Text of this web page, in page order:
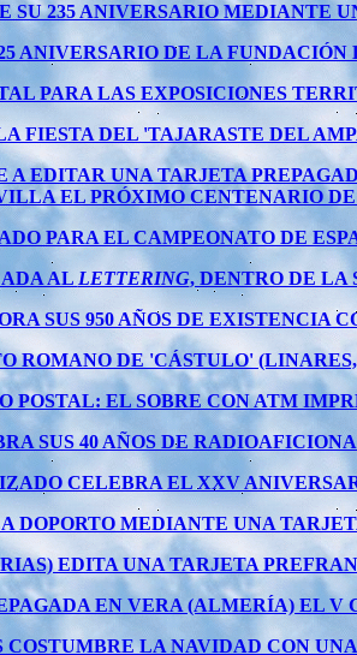
235 ANIVERSARIO MEDIANTE
ANIVERSARIO DE LA
PARA LAS EXPOSICIONES
FIESTA DEL 'TAJARASTE DEL
EDITAR UNA TARJETA
EL PRÓXIMO CENTENARIO
PARA EL CAMPEONATO DE
AL LETTERING, DENTRO DE LA
SUS 950 AÑOS DE EXISTENCIA
ROMANO DE 'CÁSTULO'
POSTAL: EL SOBRE CON ATM
SUS 40 AÑOS DE
CELEBRA EL XXV
DOPORTO MEDIANTE UNA
EDITA UNA TARJETA
EN VERA (ALMERÍA) EL V
LA NAVIDAD CON